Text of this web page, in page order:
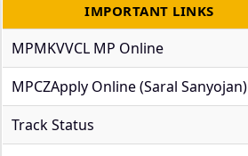
IMPORTANT LINKS
MPMKVVCL MP Online
MPCZApply Online (Saral Sanyojan)
Track Status